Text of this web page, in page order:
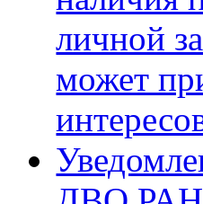
личной
может